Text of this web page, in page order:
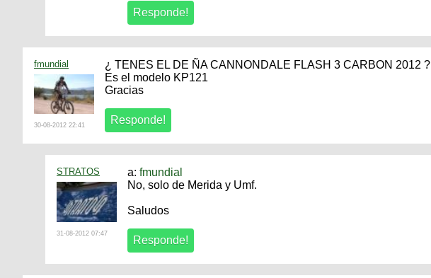
fmundial
30-08-2012 22:41
¿ TENES EL DE ÑA CANNONDALE FLASH 3 CARBON 2012 ?
Es el modelo KP121
Gracias
STRATOS
31-08-2012 07:47
a: fmundial
No, solo de Merida y Umf.
Saludos